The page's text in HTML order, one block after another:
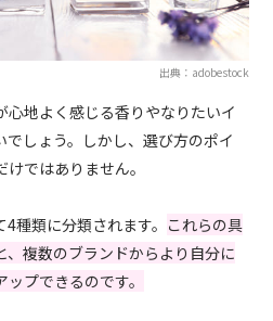
出典：adobestock
地よく感じる香りやなりたいイ
しょう。しかし、選び方のポイ
ではありません。
種類に分類されます。 これらの具
複数のブランドからより自分に
プできるのです。